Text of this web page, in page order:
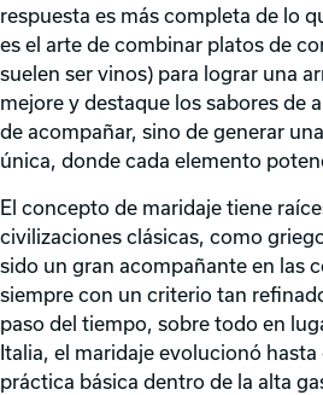
respuesta es más completa de lo
es el arte de combinar platos de
suelen ser vinos) para lograr una
mejore y destaque los sabores de
de acompañar, sino de generar
única, donde cada elemento
El concepto de maridaje tiene
civilizaciones clásicas, como
sido un gran acompañante en las
siempre con un criterio tan
paso del tiempo, sobre todo en
Italia, el maridaje evolucionó
práctica básica dentro de la alta